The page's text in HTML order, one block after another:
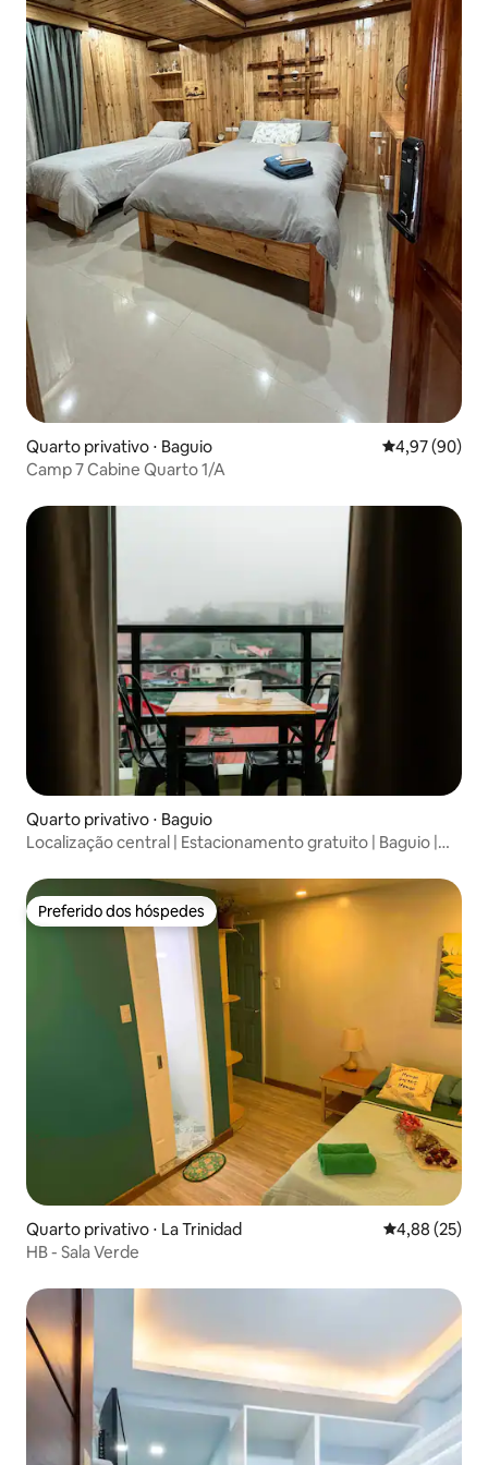
Quarto privativo ⋅ Baguio 4,97 de uma
4,97 (90)
Camp 7 Cabine Quarto 1/A
Quarto privativo ⋅ Baguio
Localização central | Estacionamento gratuito | Baguio |
Preferido dos hóspedes
Preferido dos hóspedes
Quarto privativo ⋅ La Trinidad 4,88 de uma
4,88 (25)
HB - Sala Verde